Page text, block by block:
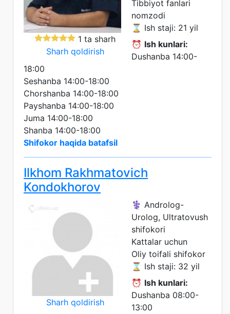
1 ta sharh
Sharh qoldirish
Tibbiyot fanlari
nomzodi
⌛ Ish staji: 21 yil
⏰ Ish kunlari:
Dushanba 14:00-
18:00
Seshanba 14:00-18:00
Chorshanba 14:00-18:00
Payshanba 14:00-18:00
Juma 14:00-18:00
Shanba 14:00-18:00
Shifokor haqida batafsil
Ilkhom Rakhmatovich
Kondokhorov
Sharh qoldirish
⚕️ Androlog-
Urolog, Ultratovush
shifokori
Kattalar uchun
Oliy toifali shifokor
⌛ Ish staji: 32 yil
⏰ Ish kunlari:
Dushanba 08:00-
13:00